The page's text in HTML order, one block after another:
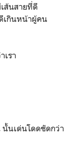
ส้นสายที่ดี
เกินหน้าผู้คน
เรา
นั้นเด่นโดดชัดกว่า